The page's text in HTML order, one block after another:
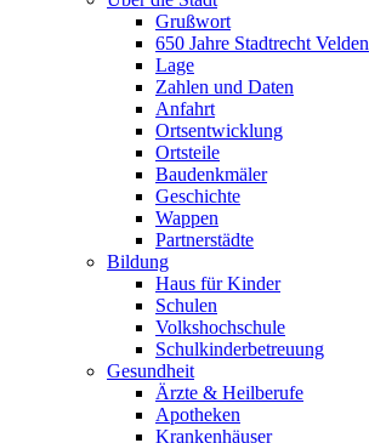
Grußwort
650 Jahre Stadtrecht Velden
Lage
Zahlen und Daten
Anfahrt
Ortsentwicklung
Ortsteile
Baudenkmäler
Geschichte
Wappen
Partnerstädte
Bildung
Haus für Kinder
Schulen
Volkshochschule
Schulkinderbetreuung
Gesundheit
Ärzte & Heilberufe
Apotheken
Krankenhäuser